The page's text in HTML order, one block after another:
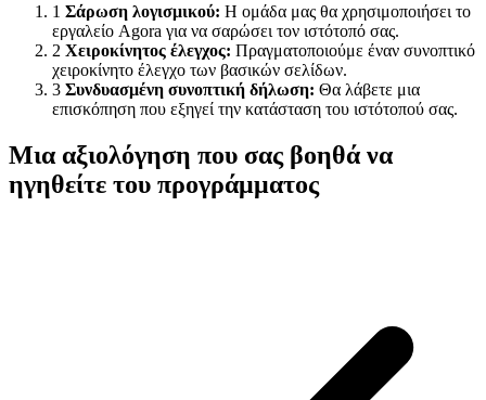
1 Σάρωση λογισμικού: Η ομάδα μας θα χρησιμοποιήσει το
εργαλείο Agora για να σαρώσει τον ιστότοπό σας.
2 Χειροκίνητος έλεγχος: Πραγματοποιούμε έναν συνοπτικό
χειροκίνητο έλεγχο των βασικών σελίδων.
3 Συνδυασμένη συνοπτική δήλωση: Θα λάβετε μια
επισκόπηση που εξηγεί την κατάσταση του ιστότοπού σας.
Μια αξιολόγηση που σας βοηθά να
ηγηθείτε του προγράμματος